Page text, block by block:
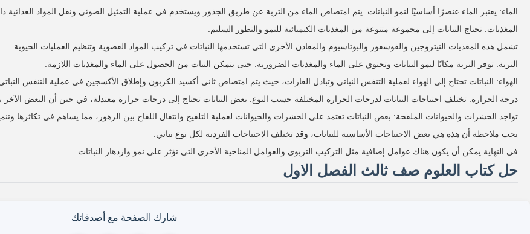
الماء: يعتبر الماء عنصرًا أساسيًا لنمو النباتات. يتم امتصاص الماء من التربة عن طريق الجذور ويستخدم في عملية التمثيل الضوئي ونقل المواد الغذائية
المغذيات: تحتاج النباتات إلى مجموعة متنوعة من المغذيات الكيميائية للنمو والتطور السليم.
تشمل هذه المغذيات النيتروجين والفوسفور والبوتاسيوم والمعادن الأخرى التي تستخدمها النباتات في تركيب المواد العضوية وتنظيم العمليات الحيوية.
التربة: توفر التربة مكانًا لنمو النباتات وتحتوي على الماء والمغذيات الضرورية. حتى يتمكن النبات من الحصول على الماء والمغذيات اللازمة.
الهواء: النباتات تحتاج إلى الهواء لعملية التنفس النباتي وتبادل الغازات، حيث يتم امتصاص ثاني أكسيد الكربون وإطلاق الأكسجين في عملية التنفس
درجة الحرارة: تختلف احتياجات النباتات لدرجات الحرارة المختلفة حسب النوع. بعض النباتات تحتاج إلى درجات حرارة معتدلة، في حين أن البعض
تواجد الحشرات والحيوانات الملقحة: بعض النباتات تعتمد على الحشرات والحيوانات لعملية التلقيح وانتقال اللقاح بين الزهور، مما يساهم في تكاثرها
يجب ملاحظة أن هذه هي بعض الاحتياجات الأساسية للنباتات، وقد تختلف الاحتياجات الفردية لكل نوع نباتي.
في النهاية يمكن أن يكون هناك عوامل إضافية مثل التركيب التربوي والعوامل المناخية الأخرى التي تؤثر على نمو وازدهار النباتات.
حل كتاب العلوم صف ثالث الفصل الاول
شارك الصفحة مع أصدقائك